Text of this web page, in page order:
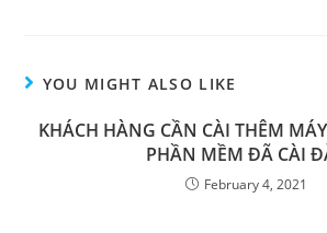
YOU MIGHT ALSO LIKE
KHÁCH HÀNG CẦN CÀI THÊM
PHẦN MỀM ĐÃ CÀI
February 4, 2021